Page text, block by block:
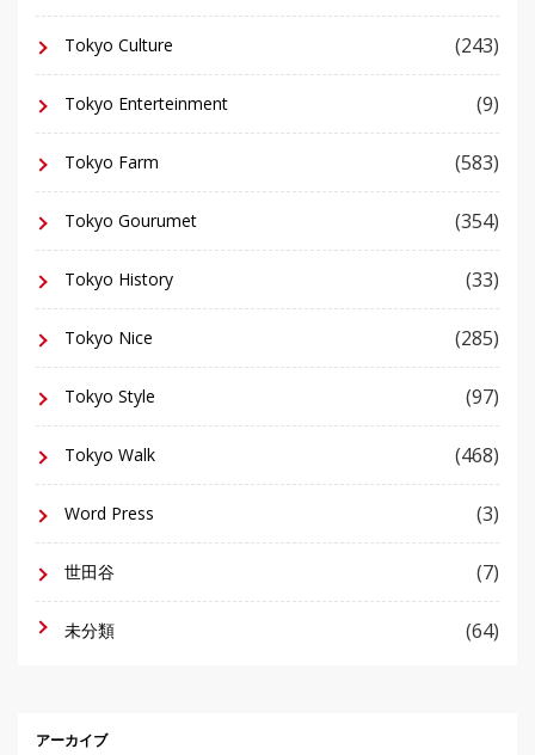
Tokyo Culture (243)
Tokyo Enterteinment (9)
Tokyo Farm (583)
Tokyo Gourumet (354)
Tokyo History (33)
Tokyo Nice (285)
Tokyo Style (97)
Tokyo Walk (468)
Word Press (3)
世田谷 (7)
未分類 (64)
アーカイブ